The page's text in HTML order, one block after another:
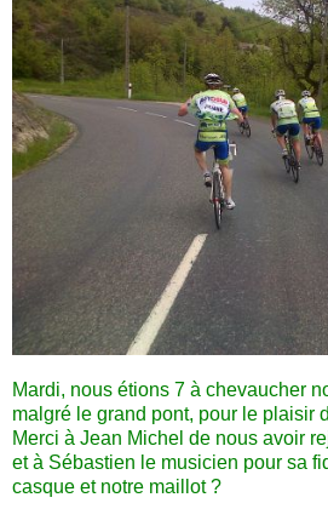
Mardi, nous étions 7 à chevaucher
malgré le grand pont, pour le plaisir
Merci à Jean Michel de nous avoir
et à Sébastien le musicien pour sa
casque et notre maillot ?